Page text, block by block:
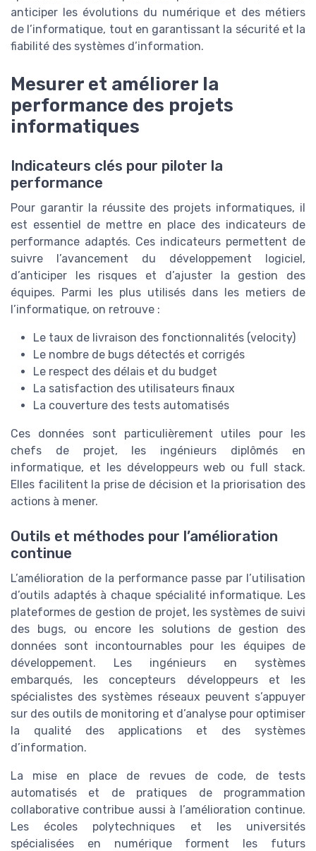
anticiper les évolutions du numérique et des métiers
de l’informatique, tout en garantissant la sécurité et la
fiabilité des systèmes d’information.
Mesurer et améliorer la
performance des projets
informatiques
Indicateurs clés pour piloter la
performance
Pour garantir la réussite des projets informatiques, il
est essentiel de mettre en place des indicateurs de
performance adaptés. Ces indicateurs permettent de
suivre l’avancement du développement logiciel,
d’anticiper les risques et d’ajuster la gestion des
équipes. Parmi les plus utilisés dans les metiers de
l’informatique, on retrouve :
Le taux de livraison des fonctionnalités (velocity)
Le nombre de bugs détectés et corrigés
Le respect des délais et du budget
La satisfaction des utilisateurs finaux
La couverture des tests automatisés
Ces données sont particulièrement utiles pour les
chefs de projet, les ingénieurs diplômés en
informatique, et les développeurs web ou full stack.
Elles facilitent la prise de décision et la priorisation des
actions à mener.
Outils et méthodes pour l’amélioration
continue
L’amélioration de la performance passe par l’utilisation
d’outils adaptés à chaque spécialité informatique. Les
plateformes de gestion de projet, les systèmes de suivi
des bugs, ou encore les solutions de gestion des
données sont incontournables pour les équipes de
développement. Les ingénieurs en systèmes
embarqués, les concepteurs développeurs et les
spécialistes des systèmes réseaux peuvent s’appuyer
sur des outils de monitoring et d’analyse pour optimiser
la qualité des applications et des systèmes
d’information.
La mise en place de revues de code, de tests
automatisés et de pratiques de programmation
collaborative contribue aussi à l’amélioration continue.
Les écoles polytechniques et les universités
spécialisées en numérique forment les futurs